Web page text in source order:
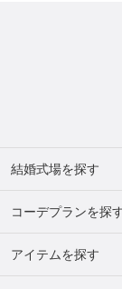
結婚式場を探す
コーデプランを探
アイテムを探す